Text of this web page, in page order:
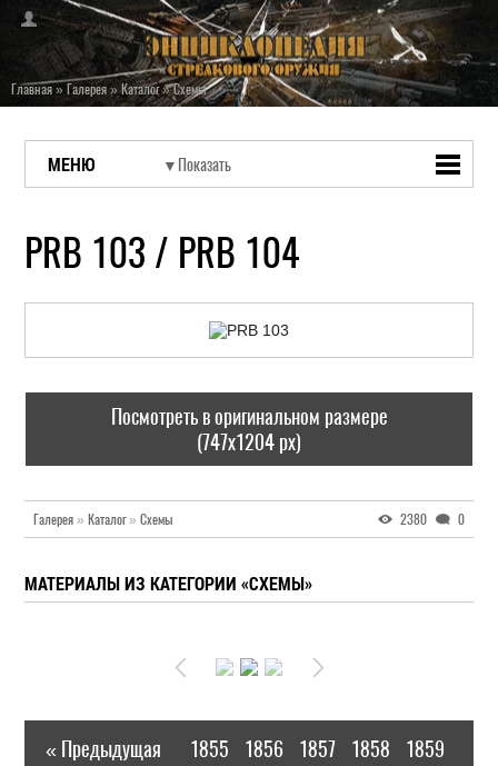
Главная»Галерея»Каталог»Схемы
МЕНЮ
PRB 103 / PRB 104
Посмотреть в оригинальном размере
(747x1204 px)
Галерея » Каталог» Схемы 2380 0
МАТЕРИАЛЫ ИЗ КАТЕГОРИИ «СХЕМЫ»
« Предыдущая 1855 1856 1857 1858 1859